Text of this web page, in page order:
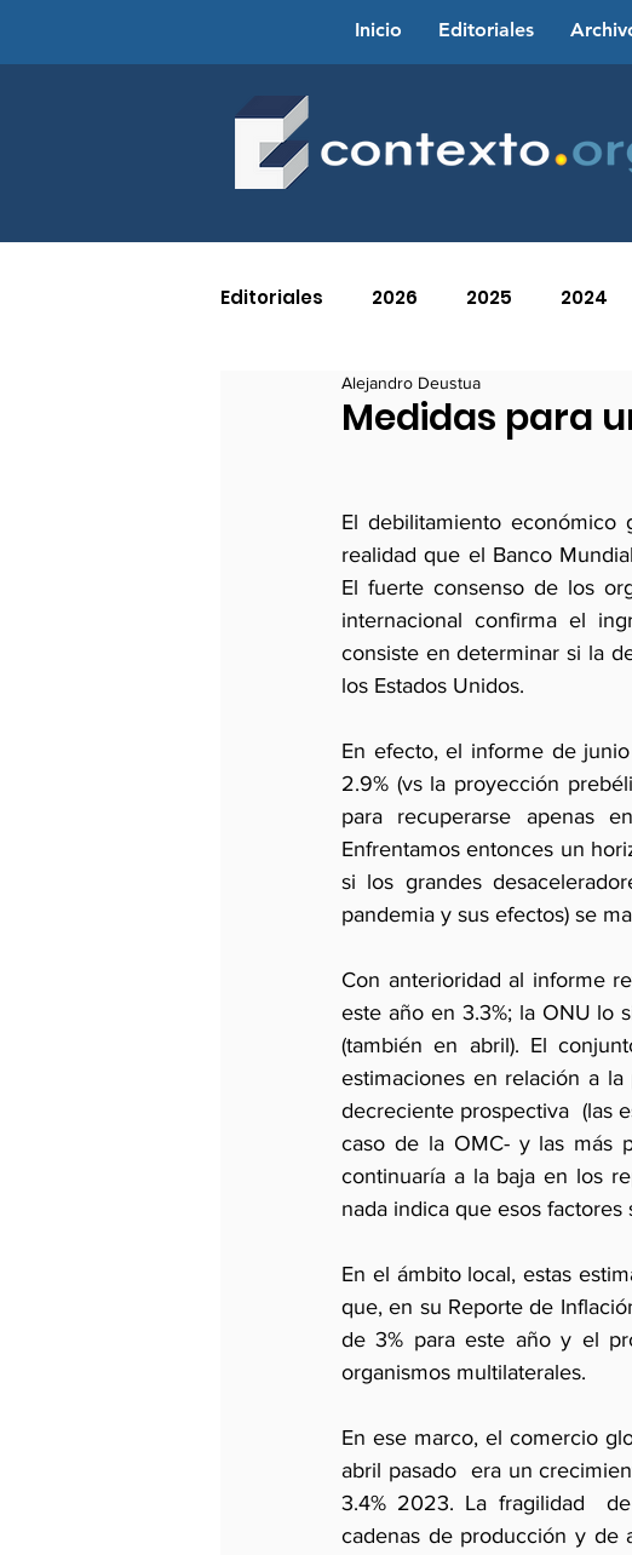
Inicio Editoriales
Editoriales 2026 2025 2024
2015 2014
Medidas para
Alejandro Deustua
El debilitamiento
realidad que el Banco
El fuerte consenso de los
internacional confirma el
consiste en determinar si la
los Estados Unidos.
En efecto, el informe de
2.9% (vs la proyección
para recuperarse apenas
Enfrentamos entonces un
si los grandes
pandemia y sus efectos) se
Con anterioridad al informe
este año en 3.3%; la ONU lo
(también en abril). El
estimaciones en relación a
decreciente prospectiva  (las
caso de la OMC- y las más
continuaría a la baja en los
nada indica que esos
En el ámbito local, estas
que, en su Reporte de
de 3% para este año y el
organismos multilaterales.
En ese marco, el comercio
abril pasado  era un
3.4% 2023. La fragilidad
cadenas de producción y de